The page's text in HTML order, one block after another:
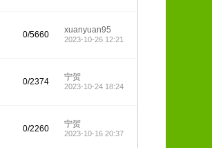
0/5660 xuanyuan95
2023-10-26 12:21
0/2374 宁贺
2023-10-24 18:24
0/2260 宁贺
2023-10-16 20:37